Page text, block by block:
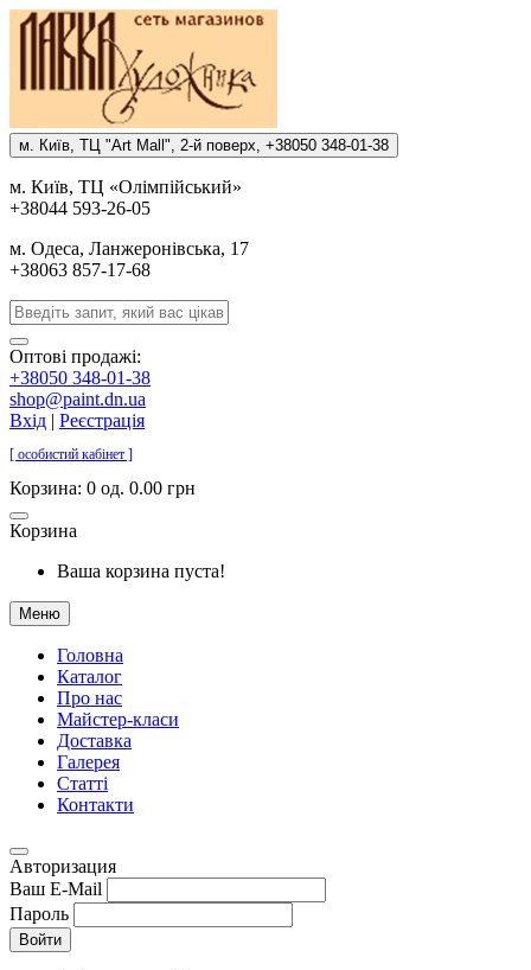
м. Киïв, ТЦ "Art Mall", 2-й поверх, +38050 348-01-38
м. Киïв, ТЦ «Олiмпiйський»
+38044 593-26-05
м. Одеса, Ланжеронiвська, 17
+38063 857-17-68
Оптові продажі:
+38050 348-01-38
shop@paint.dn.ua
Вхід | Реєстрація
[ особистий кабінет ]
Корзина: 0 од. 0.00 грн
Корзина
Ваша корзина пуста!
Меню
Головна
Каталог
Про нас
Майстер-класи
Доставка
Галерея
Статтi
Контакти
Авторизация
Ваш E-Mail
Пароль
Войти